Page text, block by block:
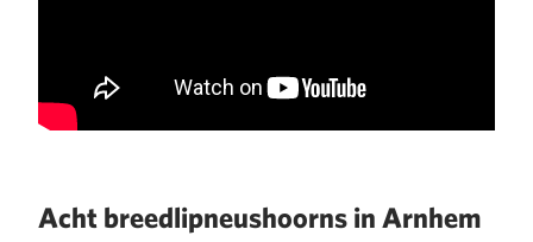
Acht breedlipneushoorns in Arnhem